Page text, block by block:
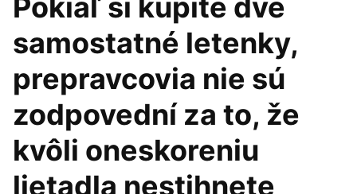
Pokiaľ si kúpite dve
samostatné letenky,
prepravcovia nie sú
zodpovední za to, že
kvôli oneskoreniu
lietadla nestihnete